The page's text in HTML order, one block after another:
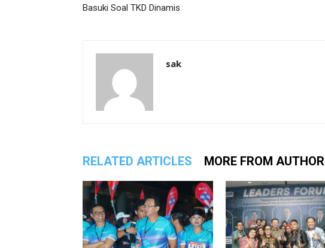
Basuki Soal TKD Dinamis
sak
RELATED ARTICLES MORE FROM AUTHOR